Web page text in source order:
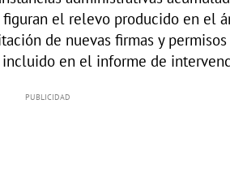
el relevo producido en el
de nuevas firmas y permisos
en el informe de